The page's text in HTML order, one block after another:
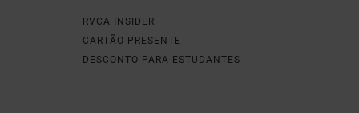
RVCA INSIDER
CARTÃO PRESENTE
DESCONTO PARA ESTUDANTES